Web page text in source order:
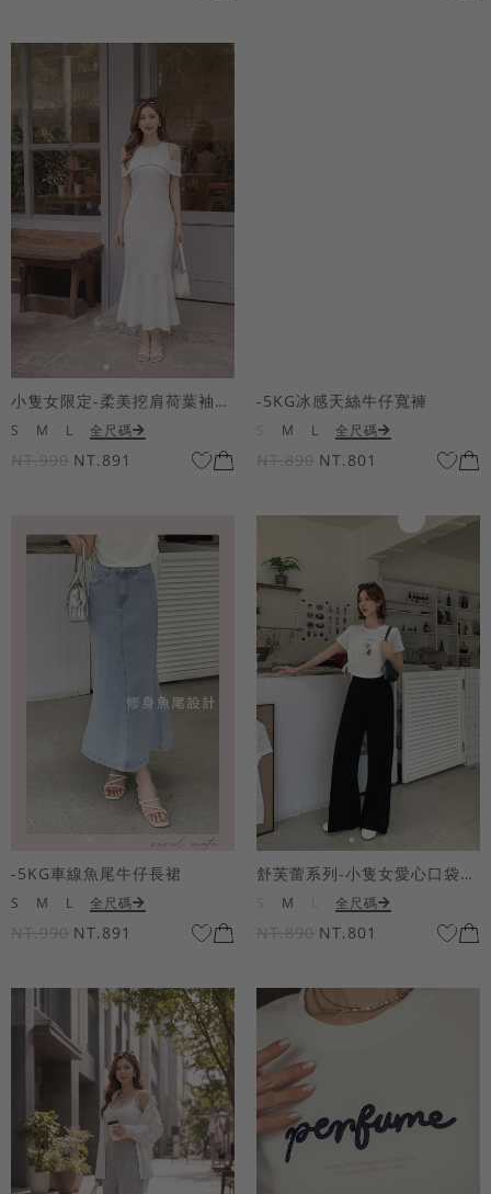
小隻女限定-柔美挖肩荷葉袖魚尾長洋裝
S M L 全尺碼
NT.990 NT.891
-5KG冰感天絲牛仔寬褲
M L 全尺碼
NT.890 NT.801
-5KG車線魚尾牛仔長裙
S M L 全尺碼
NT.990 NT.891
舒芙蕾系列-小隻女愛心口袋寬褲
M 全尺碼
NT.890 NT.801